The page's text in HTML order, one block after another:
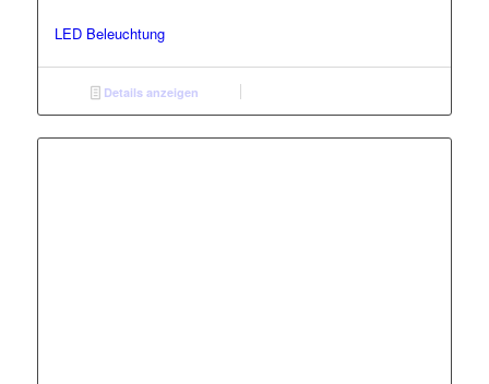
LED Beleuchtung
Details anzeigen